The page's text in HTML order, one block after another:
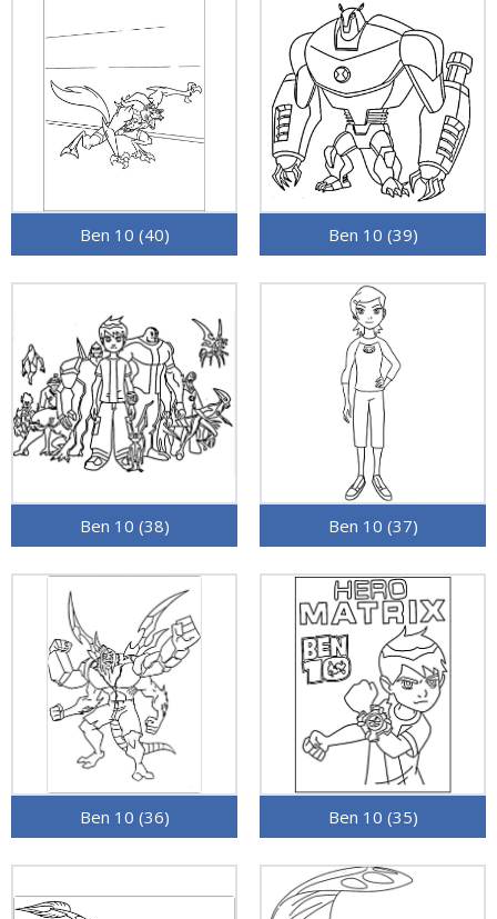
Ben 10 (40) Ben 10 (39)
Ben 10 (38) Ben 10 (37)
Ben 10 (36) Ben 10 (35)